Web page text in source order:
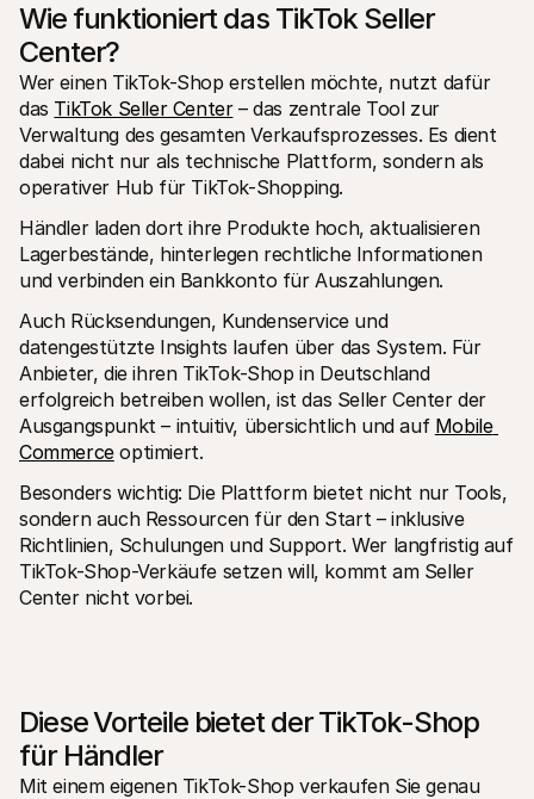
Wie funktioniert das TikTok Seller
Center?
Wer einen TikTok-Shop erstellen möchte, nutzt dafür
das TikTok Seller Center – das zentrale Tool zur
Verwaltung des gesamten Verkaufsprozesses. Es dient
dabei nicht nur als technische Plattform, sondern als
operativer Hub für TikTok-Shopping.
Händler laden dort ihre Produkte hoch, aktualisieren
Lagerbestände, hinterlegen rechtliche Informationen
und verbinden ein Bankkonto für Auszahlungen.
Auch Rücksendungen, Kundenservice und
datengestützte Insights laufen über das System. Für
Anbieter, die ihren TikTok-Shop in Deutschland
erfolgreich betreiben wollen, ist das Seller Center der
Ausgangspunkt – intuitiv, übersichtlich und auf Mobile
Commerce optimiert.
Besonders wichtig: Die Plattform bietet nicht nur Tools,
sondern auch Ressourcen für den Start – inklusive
Richtlinien, Schulungen und Support. Wer langfristig auf
TikTok-Shop-Verkäufe setzen will, kommt am Seller
Center nicht vorbei.
Diese Vorteile bietet der TikTok-Shop
für Händler
Mit einem eigenen TikTok-Shop verkaufen Sie genau